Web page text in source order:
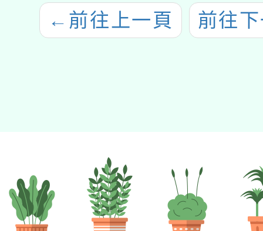
← 前往上一頁 前往